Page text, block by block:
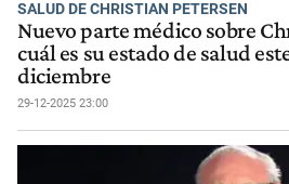
SALUD DE CHRISTIAN PETERSEN
Nuevo parte médico sobre
cuál es su estado de salud
diciembre
29-12-2025 23:00